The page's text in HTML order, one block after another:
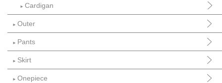
► Cardigan
► Outer
► Pants
► Skirt
► Onepiece